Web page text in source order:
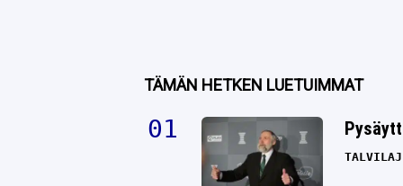
TÄMÄN HETKEN LUETUIMMAT